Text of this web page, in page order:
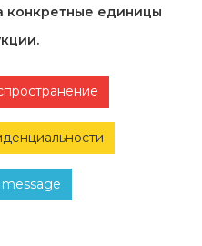
конкретные единицы